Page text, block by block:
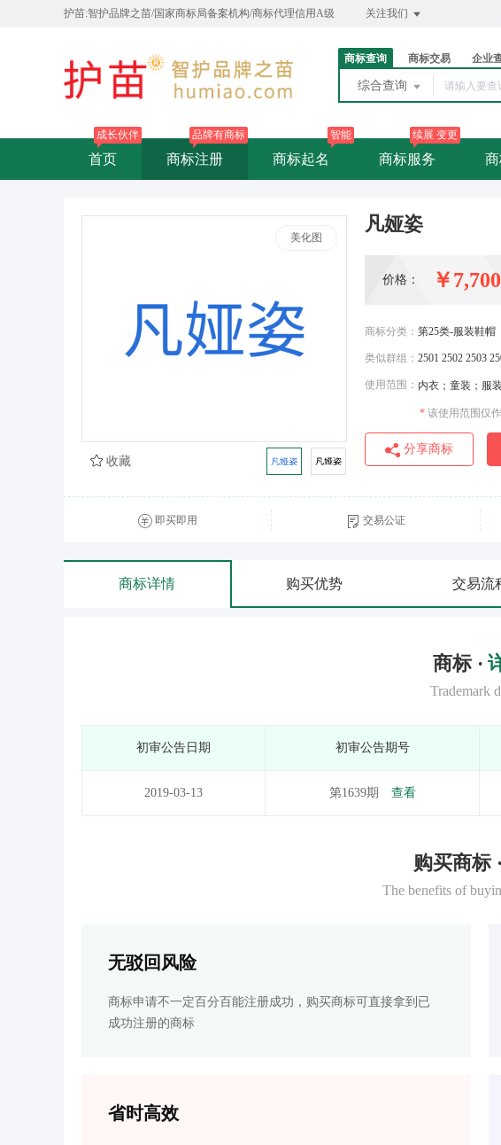
护苗:智护品牌之苗/国家商标局备案机构/商标代理信用A级 关注我们
商标查询 商标交易 企业
综合查询
首页
成长伙伴
商标注册
品牌有商标
商标起名
智能
商标服务
续展 变更
美化图
凡娅姿
价格： ￥7,700
商标分类： 第25类-服装鞋帽
类似群组： 2501 2502 2503
使用范围： 内衣；童装；服
* 该使用范围仅
分享商标
收藏
即买即用 交易公证
商标详情 购买优势 交易流
商标 ·
Trademark
初审公告日期 初审公告期号
2019-03-13 第1639期 查看
购买商标 ·
The benefits of
无驳回风险
商标申请不一定百分百能注册成功，购买商标可直接拿到已
成功注册的商标
省时高效